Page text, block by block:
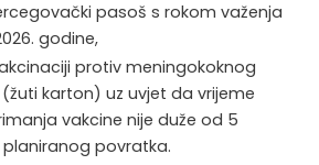
pasoš s rokom važenja
godine,
protiv meningokoknog
karton) uz uvjet da vrijeme
vakcine nije duže od 5
povratka.